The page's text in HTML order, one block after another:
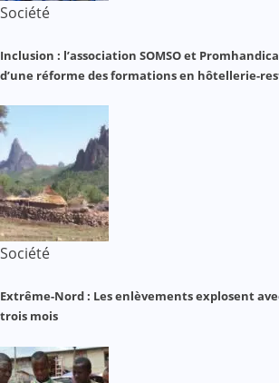
Société
Inclusion : l’association SOMSO et
d’une réforme des formations en hôtellerie-
Société
Extrême-Nord : Les enlèvements explosent
trois mois